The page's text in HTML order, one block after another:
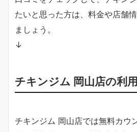
たいと思った方は、料金や店舗
ましょう。
↓
チキンジム 岡山店の利
チキンジム 岡山店では無料カウ